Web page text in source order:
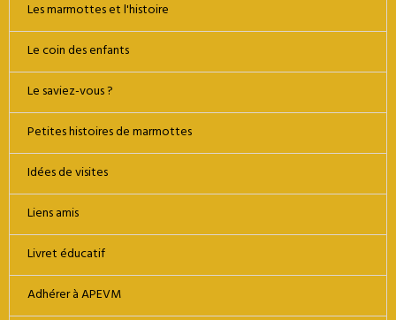
Les marmottes et l'histoire
Le coin des enfants
Le saviez-vous ?
Petites histoires de marmottes
Idées de visites
Liens amis
Livret éducatif
Adhérer à APEVM